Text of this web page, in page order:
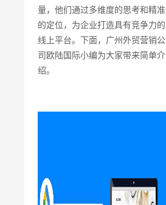
量，他们通过多维度的思考和精准
的定位，为企业打造具有竞争力的
线上平台。下面，广州外贸营销公
司欧陆国际小编为大家带来简单介
绍。